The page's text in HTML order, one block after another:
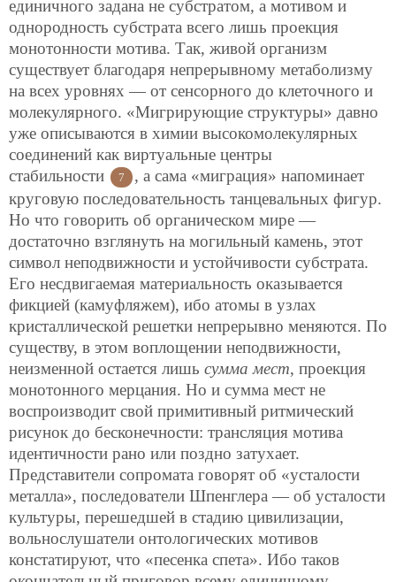
единичного задана не субстратом, а мотивом и
однородность субстрата всего лишь проекция
монотонности мотива. Так, живой организм
существует благодаря непрерывному метаболизму
на всех уровнях — от сенсорного до клеточного и
молекулярного. «Мигрирующие структуры» давно
уже описываются в химии высокомолекулярных
соединений как виртуальные центры
стабильности
7
, а сама «миграция» напоминает
круговую последовательность танцевальных фигур.
Но что говорить об органическом мире —
достаточно взглянуть на могильный камень, этот
символ неподвижности и устойчивости субстрата.
Его несдвигаемая материальность оказывается
фикцией (камуфляжем), ибо атомы в узлах
кристаллической решетки непрерывно меняются. По
существу, в этом воплощении неподвижности,
неизменной остается лишь сумма мест, проекция
монотонного мерцания. Но и сумма мест не
воспроизводит свой примитивный ритмический
рисунок до бесконечности: трансляция мотива
идентичности рано или поздно затухает.
Представители сопромата говорят об «усталости
металла», последователи Шпенглера — об усталости
культуры, перешедшей в стадию цивилизации,
вольнослушатели онтологических мотивов
констатируют, что «песенка спета». Ибо таков